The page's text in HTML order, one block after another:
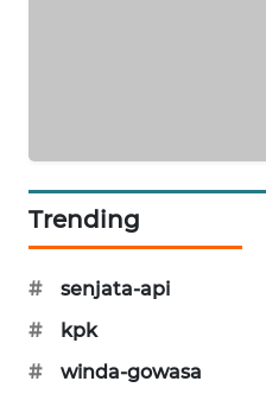
Trending
#
senjata-api
#
kpk
#
winda-gowasa
ID
MARTABAT
NET
PLN
WATCH